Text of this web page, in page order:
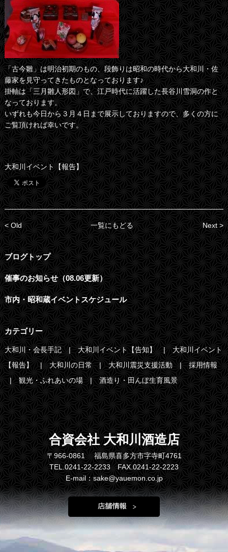
「古今雛」は明治初期のもの、段飾りは昭和の時代から大和川・佐
藤家を見守ってきたものとなっております♪
掛軸は「三月雛人形図」で、江戸時代に活躍した長谷川雪洞の作と
なっております。
いずれも今日から３月４日まで展示しておりますので、多くの方に
ご覧頂ければ幸いです。
大和川イベント【報告】
< Old 一覧にもどる Next >
ブログトップ
催事のお知らせ（08.06更新）
市内・昭和蔵イベントスケジュール
カテゴリー
大和川・会長手記 大和川イベント【告知】
大和川イベント
【報告】
大和川の日常 大和川震災支援活動
採用情報
観光・ふれあいの場
酒造り・田んぼ生育風景
合資会社 大和川酒造店
〒966-0861 福島県喜多方市字寺町4761
TEL.0241-22-2233 FAX.0241-22-2223
E-mail：sake@yauemon.co.jp